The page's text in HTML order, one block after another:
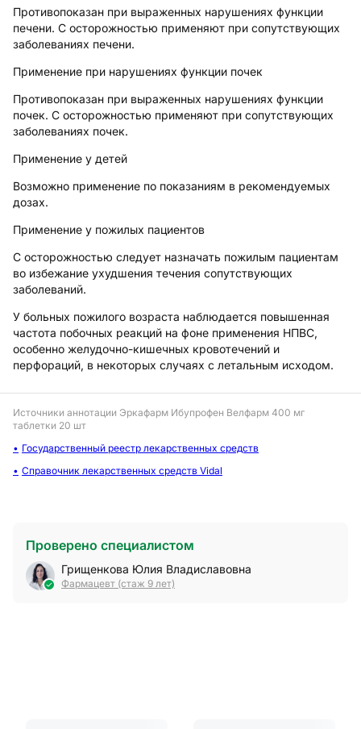
Противопоказан при выраженных нарушениях функции
печени. С осторожностью применяют при сопутствующих
заболеваниях печени.
Применение при нарушениях функции почек
Противопоказан при выраженных нарушениях функции
почек. С осторожностью применяют при сопутствующих
заболеваниях почек.
Применение у детей
Возможно применение по показаниям в рекомендуемых
дозах.
Применение у пожилых пациентов
С осторожностью следует назначать пожилым пациентам
во избежание ухудшения течения сопутствующих
заболеваний.
У больных пожилого возраста наблюдается повышенная
частота побочных реакций на фоне применения НПВС,
особенно желудочно-кишечных кровотечений и
перфораций, в некоторых случаях с летальным исходом.
Источники аннотации Эркафарм Ибупрофен Велфарм 400 мг
таблетки 20 шт
Государственный реестр лекарственных средств
Справочник лекарственных средств Vidal
Проверено специалистом
Грищенкова Юлия Владиславовна
Фармацевт (стаж 9 лет)